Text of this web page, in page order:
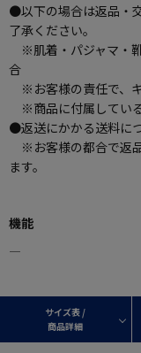
●以下の場合は返品・
了承ください。
※肌着・パジャマ・
合
※お客様の責任で、
※商品に付属してい
●返送にかかる送料に
※お客様の都合で返
ます。
機能
―
サイズ表 /
商品詳細